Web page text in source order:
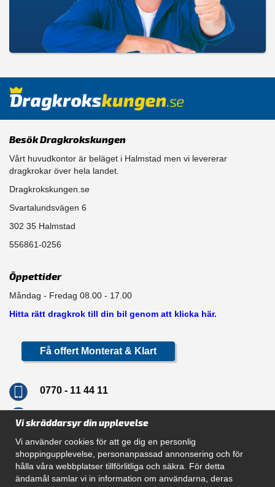
Besök Dragkrokskungen
Vårt huvudkontor är beläget i Halmstad men vi levererar
dragkrokar över hela landet.
Dragkrokskungen.se
Svartalundsvägen 6
302 35 Halmstad
556861-0256
Öppettider
Måndag - Fredag 08.00 - 17.00
Hitta rätt dragkrok till din bil genom att klicka här.
Få offert Monterat & Klart
0770 - 11 44 11
Navigation
Vi skräddarsyr din upplevelse
Vi använder cookies för att ge dig en personlig
shoppingupplevelse, personanpassad annonsering och för
hålla våra webbplatser tillförlitliga och säkra. För detta
ändamål samlar vi in information om användarna, deras